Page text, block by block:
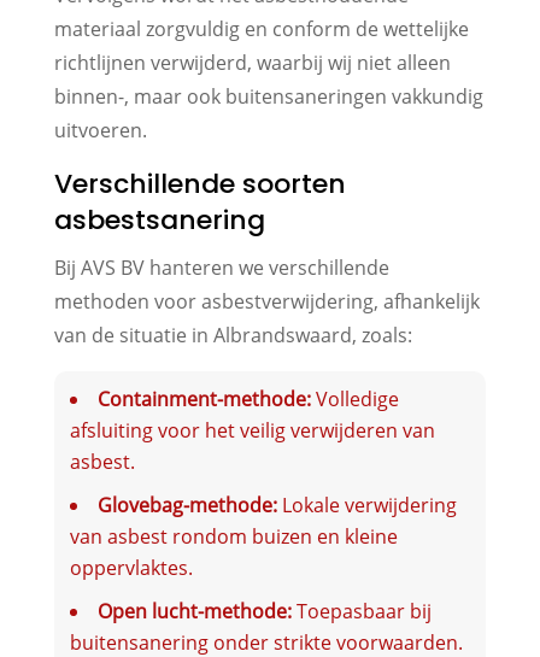
materiaal zorgvuldig en conform de wettelijke
richtlijnen verwijderd, waarbij wij niet alleen
binnen-, maar ook buitensaneringen vakkundig
uitvoeren.
Verschillende soorten
asbestsanering
Bij AVS BV hanteren we verschillende
methoden voor asbestverwijdering, afhankelijk
van de situatie in Albrandswaard, zoals:
Containment-methode:Volledige
afsluiting voor het veilig verwijderen van
asbest.
Glovebag-methode:Lokale verwijdering
van asbest rondom buizen en kleine
oppervlaktes.
Open lucht-methode:Toepasbaar bij
buitensanering onder strikte voorwaarden.